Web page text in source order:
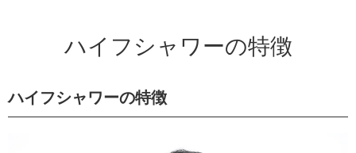
ハイフシャワーの特徴
ハイフシャワーの特徴